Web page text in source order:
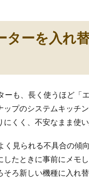
敗しないために
ポイントーを入れ
も、長く使うほど「
プのシステムキッチ
くく、不安なまま使
見られる不具合の傾
たときに事前にメモ
ろ新しい機種に入れ